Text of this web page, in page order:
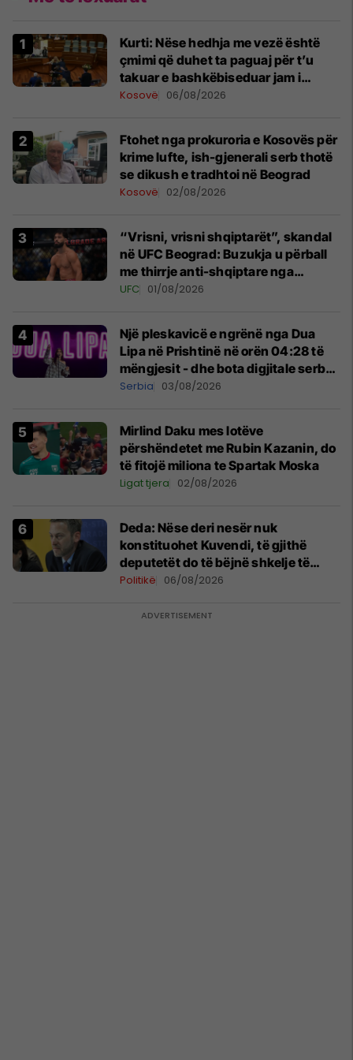
Kurti: Nëse hedhja me vezë është
çmimi që duhet ta paguaj për t’u
takuar e bashkëbiseduar jam i
lumtur ta bëj këtë
Kosovë 06/08/2026
Ftohet nga prokuroria e Kosovës për
krime lufte, ish-gjenerali serb thotë
se dikush e tradhtoi në Beograd
Kosovë 02/08/2026
“Vrisni, vrisni shqiptarët”, skandal
në UFC Beograd: Buzukja u përball
me thirrje anti-shqiptare nga
tribunat
UFC 01/08/2026
Një pleskavicë e ngrënë nga Dua
Lipa në Prishtinë në orën 04:28 të
mëngjesit - dhe bota digjitale serbe
shpall gjendjen e luftës
Serbia 03/08/2026
Mirlind Daku mes lotëve
përshëndetet me Rubin Kazanin, do
të fitojë miliona te Spartak Moska
Ligat tjera 02/08/2026
Deda: Nëse deri nesër nuk
konstituohet Kuvendi, të gjithë
deputetët do të bëjnë shkelje të
rëndë kushtetuese
Politikë 06/08/2026